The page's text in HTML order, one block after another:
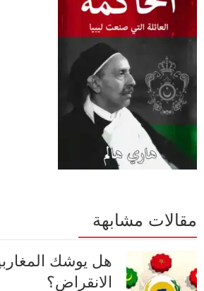
مقالات مشابهة
هل يوشك
الانقراض؟